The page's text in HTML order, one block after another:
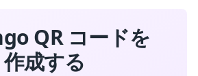
QR コードを
作成する